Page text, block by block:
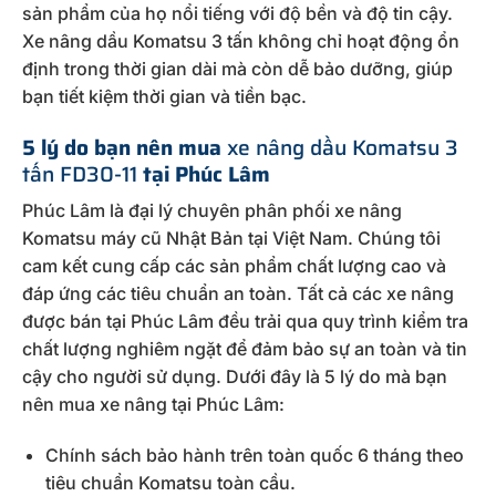
sản phẩm của họ nổi tiếng với độ bền và độ tin cậy.
Xe nâng dầu Komatsu 3 tấn không chỉ hoạt động ổn
định trong thời gian dài mà còn dễ bảo dưỡng, giúp
bạn tiết kiệm thời gian và tiền bạc.
5 lý do bạn nên mua xe nâng dầu Komatsu 3
tấn FD30-11 tại Phúc Lâm
Phúc Lâm là đại lý chuyên phân phối xe nâng
Komatsu máy cũ Nhật Bản tại Việt Nam. Chúng tôi
cam kết cung cấp các sản phẩm chất lượng cao và
đáp ứng các tiêu chuẩn an toàn. Tất cả các xe nâng
được bán tại Phúc Lâm đều trải qua quy trình kiểm tra
chất lượng nghiêm ngặt để đảm bảo sự an toàn và tin
cậy cho người sử dụng. Dưới đây là 5 lý do mà bạn
nên mua xe nâng tại Phúc Lâm:
Chính sách bảo hành trên toàn quốc 6 tháng theo
tiêu chuẩn Komatsu toàn cầu.